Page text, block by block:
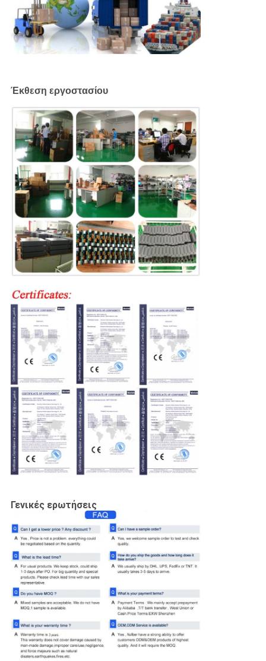
Έκθεση εργοστασίου
Γενικές ερωτήσεις